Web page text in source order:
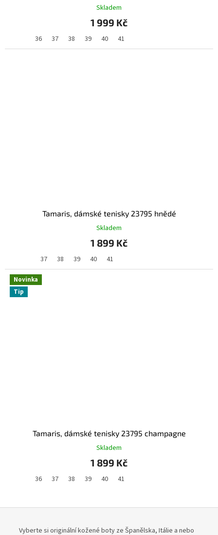
Skladem
1 999 Kč
36 37 38 39 40 41
Tamaris, dámské tenisky 23795 hnědé
Skladem
1 899 Kč
37 38 39 40 41
Novinka
Tip
Tamaris, dámské tenisky 23795 champagne
Skladem
1 899 Kč
36 37 38 39 40 41
Vyberte si originální kožené boty ze Španělska, Itálie a nebo